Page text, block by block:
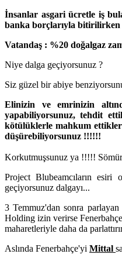
İnsanlar asgari ücretle iş
banka borçlarıyla
Vatandaş : %20 doğalgaz
Niye dalga geçiyorsunuz ?
Siz güzel bir abiye
Elinizin ve emrinizin
yapabiliyorsunuz, tehdit
kötülüklerle mahkum
düşürebiliyorsunuz !!!!!!
Korkutmuşsunuz ya !!!!!
Project Blubeamcıların esiri
geçiyorsunuz dalgayı...
3 Temmuz'dan sonra
Holding izin verirse
maharetleriyle daha da
Aslında Fenerbahçe'yi Mittal